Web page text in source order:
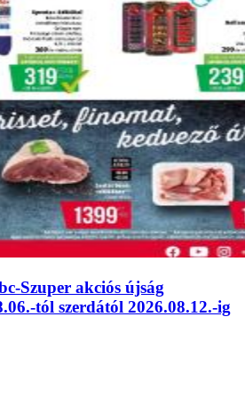
Szuper akciós újság
tól szerdától 2026.08.12.-ig